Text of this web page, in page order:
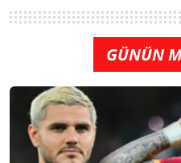
GÜNÜN